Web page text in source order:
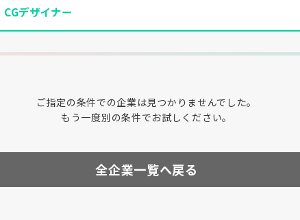
CGデザイナー
ご指定の条件での企業は見つかりませんでした。
もう一度別の条件でお試しください。
全企業一覧へ戻る